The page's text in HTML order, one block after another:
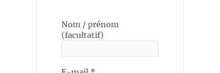
Nom / prénom
(facultatif)